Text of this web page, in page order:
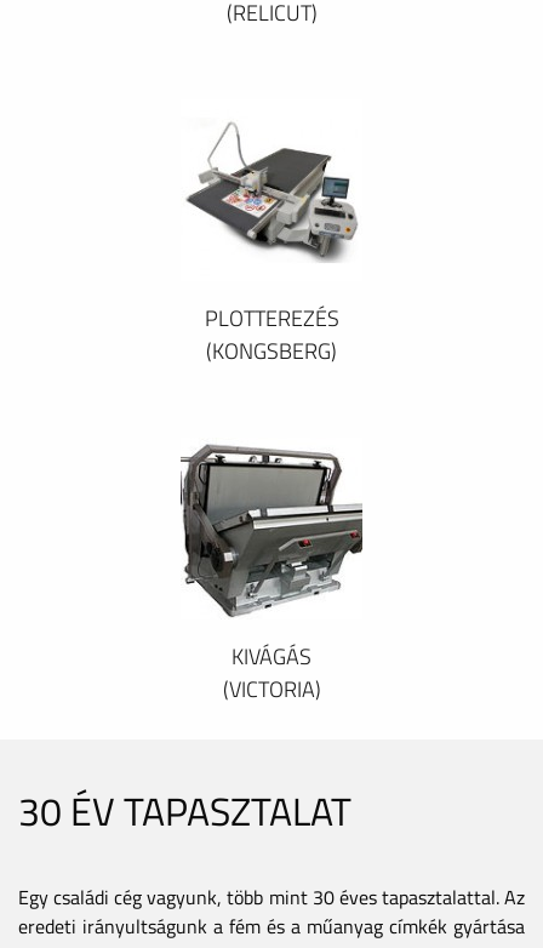
(RELICUT)
PLOTTEREZÉS
(KONGSBERG)
KIVÁGÁS
(VICTORIA)
30 ÉV TAPASZTALAT
Egy családi cég vagyunk, több mint 30 éves tapasztalattal. Az
eredeti irányultságunk a fém és a műanyag címkék gyártása